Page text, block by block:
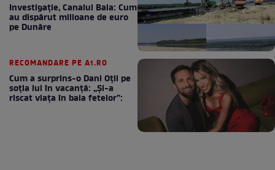
Investigație, Canalul Bala: Cum
au dispărut milioane de euro
pe Dunăre
RECOMANDARE PE A1.RO
Cum a surprins-o Dani Oțil pe
soția lui în vacanță: „Și-a
riscat viața în baia fetelor”: